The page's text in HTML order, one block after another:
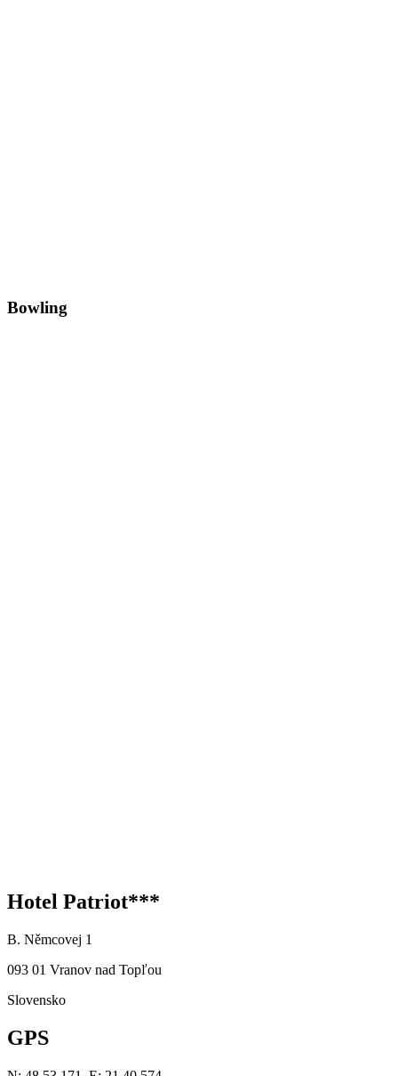
Bowling
Hotel Patriot***
B. Němcovej 1
093 01 Vranov nad Topľou
Slovensko
GPS